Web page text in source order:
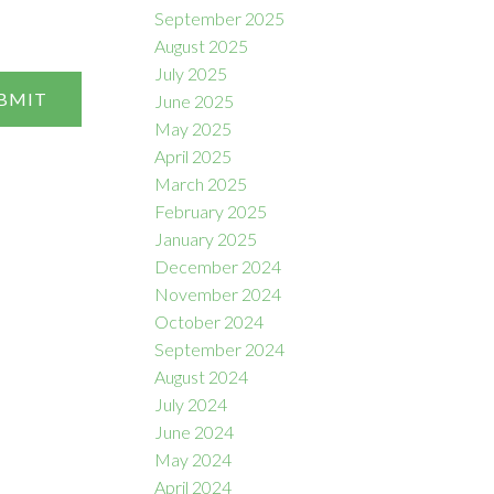
September 2025
August 2025
July 2025
June 2025
May 2025
April 2025
March 2025
February 2025
January 2025
December 2024
November 2024
October 2024
September 2024
August 2024
July 2024
June 2024
May 2024
April 2024